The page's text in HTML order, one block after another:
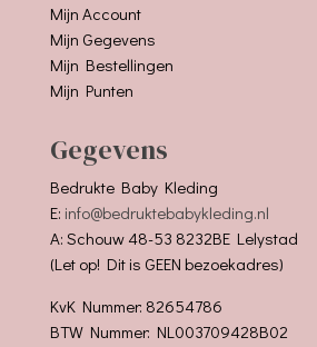
Mijn Account
Mijn Gegevens
Mijn Bestellingen
Mijn Punten
Gegevens
Bedrukte Baby Kleding
E: info@bedruktebabykleding.nl
A: Schouw 48-53 8232BE Lelystad
(Let op! Dit is GEEN bezoekadres)
KvK Nummer: 82654786
BTW Nummer: NL003709428B02